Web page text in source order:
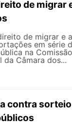
de migrar
de migrar e
em série
na
da Câmara dos...
contra